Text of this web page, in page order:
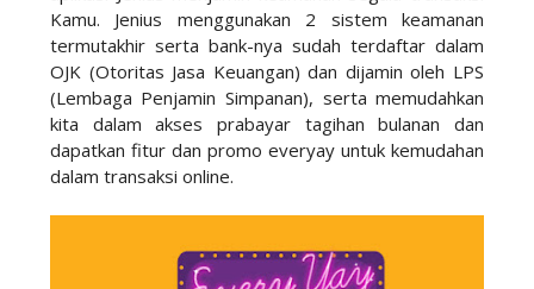
Kamu. Jenius menggunakan 2 sistem keamanan
termutakhir serta bank-nya sudah terdaftar dalam
OJK (Otoritas Jasa Keuangan) dan dijamin oleh LPS
(Lembaga Penjamin Simpanan), serta memudahkan
kita dalam akses prabayar tagihan bulanan dan
dapatkan fitur dan promo everyay untuk kemudahan
dalam transaksi online.